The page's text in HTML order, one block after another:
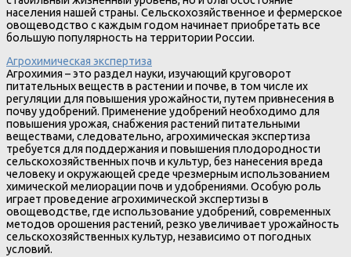
населения нашей страны. Сельскохозяйственное и фермерское
овощеводство с каждым годом начинает приобретать все
большую популярность на территории России.
Агрохимическая экспертиза
Агрохимия – это раздел науки, изучающий круговорот
питательных веществ в растении и почве, в том числе их
регуляции для повышения урожайности, путем привнесения в
почву удобрений. Применение удобрений необходимо для
повышения урожая, снабжения растений питательными
веществами, следовательно, агрохимическая экспертиза
требуется для поддержания и повышения плодородности
сельскохозяйственных почв и культур, без нанесения вреда
человеку и окружающей среде чрезмерным использованием
химической мелиорации почв и удобрениями. Особую роль
играет проведение агрохимической экспертизы в
овощеводстве, где использование удобрений, современных
методов орошения растений, резко увеличивает урожайность
сельскохозяйственных культур, независимо от погодных
условий.